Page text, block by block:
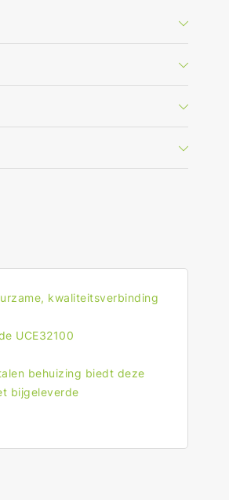
kwaliteitsverbinding
UCE32100
behuizing biedt deze
bijgeleverde